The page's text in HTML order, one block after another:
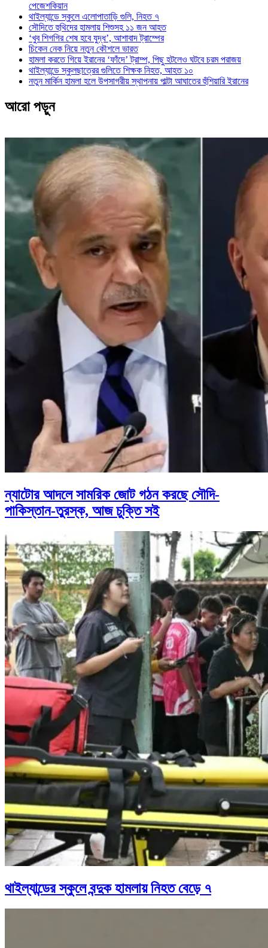
পেজেশকিয়ান
থাইল্যান্ডে স্কুলে এলোপাতাড়ি গুলি, নিহত ৭
সৌদিতে হুথিদের হামলায় শিশুসহ ১১ জন আহত
‘খুব শিগগির শেষ হবে যুদ্ধ’, আশাবাদ ট্রাম্পের
চিকেন নেক নিয়ে নতুন কৌশলে ভারত
হামলা করতে গিয়ে ইরানের ‘ফাঁদে’ ট্রাম্প, পিছু হটলেও ঘটবে চরম পরাজয়
থাইল্যান্ডে স্কুলছাত্রের গুলিতে শিক্ষক নিহত, আহত ১০
নতুন মার্কিন হামলা হলে উপসাগরীয় স্থাপনায় পাল্টা আঘাতের হুঁশিয়ারি ইরানের
আরো পড়ুন
ন্যাটোর আদলে সামরিক জোট গঠন করছে সৌদি-
পাকিস্তান-তুরস্ক, আজ চুক্তি সই
থাইল্যান্ডের স্কুলে বন্দুক হামলায় নিহত বেড়ে ৭